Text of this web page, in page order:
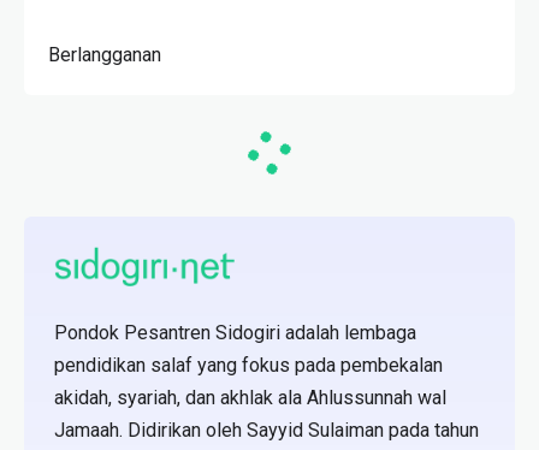
Berlangganan
Pondok Pesantren Sidogiri adalah lembaga
pendidikan salaf yang fokus pada pembekalan
akidah, syariah, dan akhlak ala Ahlussunnah wal
Jamaah. Didirikan oleh Sayyid Sulaiman pada tahun